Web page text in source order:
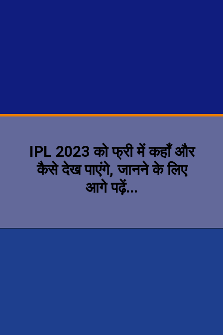
IPL 2023 को फ्री में कहाँ और
कैसे देख पाएंगे, जानने के लिए
आगे पढ़ें...